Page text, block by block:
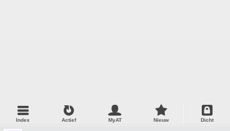
Index Actief MyAT Nieuw Dicht